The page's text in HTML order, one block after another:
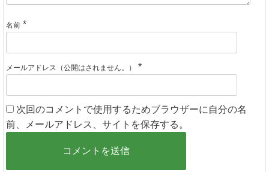
名前 *
メールアドレス（公開はされません。） *
次回のコメントで使用するためブラウザーに自分の名
前、メールアドレス、サイトを保存する。